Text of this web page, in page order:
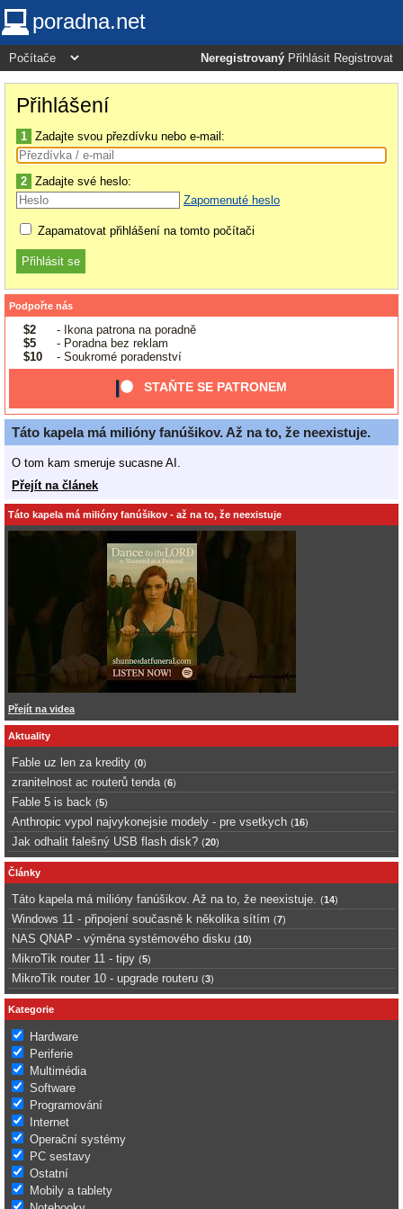
poradna.net
Neregistrovaný Přihlásit Registrovat
Přihlášení
1 Zadajte svou přezdívku nebo e-mail:
2 Zadajte své heslo:
Zapomenuté heslo
Zapamatovat přihlášení na tomto počítači
Podpořte nás
$2
- Ikona patrona na poradně
$5
- Poradna bez reklam
$10
- Soukromé poradenství
STAŇTE SE PATRONEM
Táto kapela má milióny fanúšikov. Až na to, že neexistuje.
O tom kam smeruje sucasne AI.
Přejít na článek
Táto kapela má milióny fanúšikov - až na to, že neexistuje
Přejít na videa
Aktuality
Fable uz len za kredity (0)
zranitelnost ac routerů tenda (6)
Fable 5 is back (5)
Anthropic vypol najvykonejsie modely - pre vsetkych (16)
Jak odhalit falešný USB flash disk? (20)
Články
Táto kapela má milióny fanúšikov. Až na to, že neexistuje. (14)
Windows 11 - připojení současně k několika sítím (7)
NAS QNAP - výměna systémového disku (10)
MikroTik router 11 - tipy (5)
MikroTik router 10 - upgrade routeru (3)
Kategorie
Hardware
Periferie
Multimédia
Software
Programování
Internet
Operační systémy
PC sestavy
Ostatní
Mobily a tablety